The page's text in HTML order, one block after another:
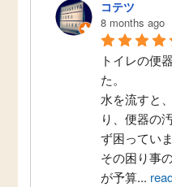
コテツ
8 months ago
トイレの便
た。
水を流すと
り、便器の
ず困っていま
その困り事
が予算...